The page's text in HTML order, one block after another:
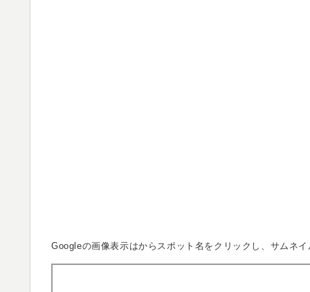
Googleの画像表示はからスポット名をクリックし、サムネイ